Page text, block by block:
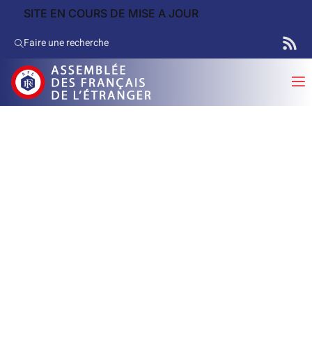
SITE EN COURS DE MISE A JOUR
Faire une recherche